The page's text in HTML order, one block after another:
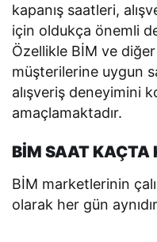
kapanış saatleri,
için oldukça önemli
Özellikle BİM ve
müşterilerine uygun
alışveriş deneyimini
amaçlamaktadır.
BİM SAAT KAÇTA
BİM marketlerinin
olarak her gün